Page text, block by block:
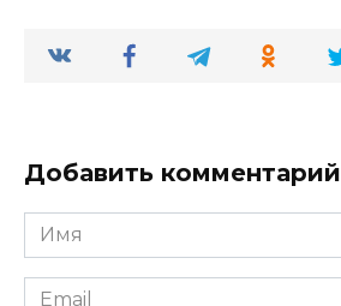
Добавить комментарий
Имя
*
Email